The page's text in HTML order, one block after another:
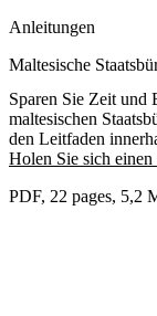
Anleitungen
Maltesische
Sparen Sie Zeit und
maltesischen
den Leitfaden
Holen Sie sich
PDF, 22 pages, 5,2